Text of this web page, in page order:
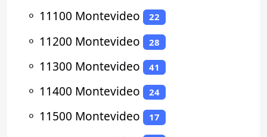
⚬ 11100 Montevideo 22
⚬ 11200 Montevideo 28
⚬ 11300 Montevideo 41
⚬ 11400 Montevideo 24
⚬ 11500 Montevideo 17